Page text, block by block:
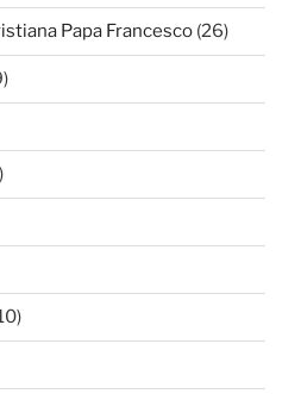
Papa Francesco (26)